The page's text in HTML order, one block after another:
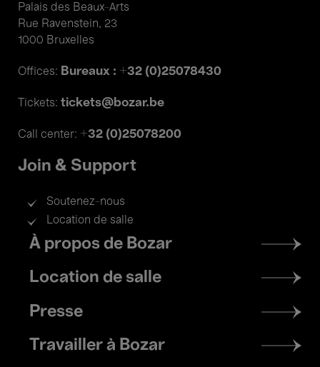
Palais des Beaux-Arts
Rue Ravenstein, 23
1000 Bruxelles
Offices: Bureaux : +32 (0)25078430
Tickets: tickets@bozar.be
Call center: +32 (0)25078200
Join & Support
Soutenez-nous
Location de salle
Footer
menu
À propos de Bozar
Location de salle
Presse
Travailler à Bozar